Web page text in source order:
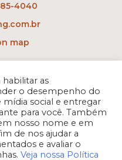
4040
map
- CIC
Brasil
habilitar as
o desempenho do
social e entregar
para você. Também
nosso nome e em
de nos ajudar a
e avaliar o
Veja nossa Política